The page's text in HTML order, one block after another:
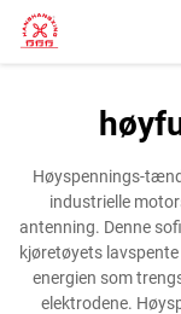
Produkter
Om oss
Høyspennings-
industrielle
antenning. Denne
kjøretøyets
energien som
elektrodene.